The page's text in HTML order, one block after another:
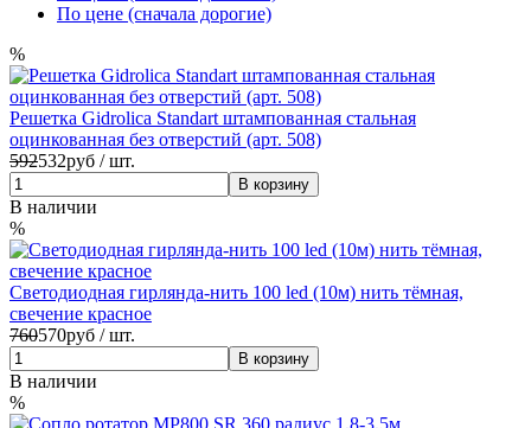
По цене (сначала дорогие)
%
Решетка Gidrolica Standart штампованная стальная
оцинкованная без отверстий (арт. 508)
592532руб / шт.
В наличии
%
Светодиодная гирлянда-нить 100 led (10м) нить тёмная,
свечение красное
760570руб / шт.
В наличии
%